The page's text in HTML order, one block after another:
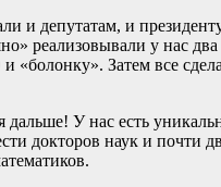
депутатам, и
реализовывали у нас
Затем все
дальше! У нас есть
докторов наук и почти